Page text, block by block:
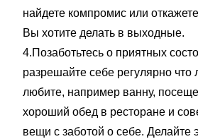
найдете компромис или
Вы хотите делать в выходные.
4.Позаботьтесь о приятных
разрешайте себе регулярно что
любите, например ванну,
хороший обед в ресторане и
вещи с заботой о себе. Делайте